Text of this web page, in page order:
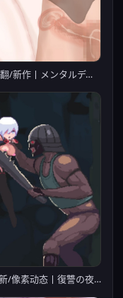
RPG/机翻/新作丨メンタルディバイド【20240329】
ACT/更新/像素动态丨復讐の夜霧 Yagiri 動作確認版0.25 V2023.8.31【20230913】